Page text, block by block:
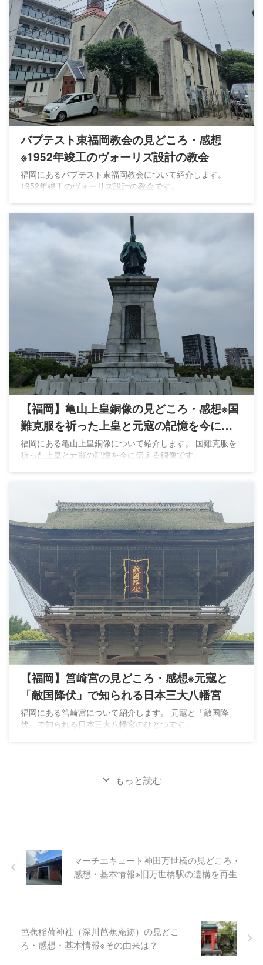
バプテスト東福岡教会の見どころ・感想
※1952年竣工のヴォーリズ設計の教会
福岡にあるバプテスト東福岡教会について紹介します。
1952年竣工のヴォーリズ設計の教会です。
【福岡】亀山上皇銅像の見どころ・感想※国
難克服を祈った上皇と元寇の記憶を今に伝
える
福岡にある亀山上皇銅像について紹介します。 国難克服を
祈った上皇と元寇の記憶を今に伝える銅像です。
【福岡】筥崎宮の見どころ・感想※元寇と
「敵国降伏」で知られる日本三大八幡宮
福岡にある筥崎宮について紹介します。 元寇と「敵国降
伏」で知られる日本三大八幡宮のひとつです。
もっと読む
マーチエキュート神田万世橋の見どころ・
感想・基本情報※旧万世橋駅の遺構を再生
芭蕉稲荷神社（深川芭蕉庵跡）の見どこ
ろ・感想・基本情報※その由来は？